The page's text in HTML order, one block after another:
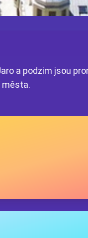
a podzim jsou
města.